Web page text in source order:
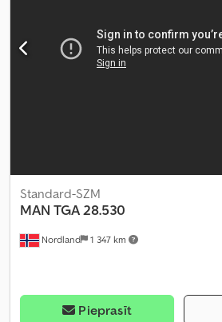
piekabes sakabe,
Nordland 1 347 km
Standard-SZM
MAN TGA 28.530
Pieprasīt